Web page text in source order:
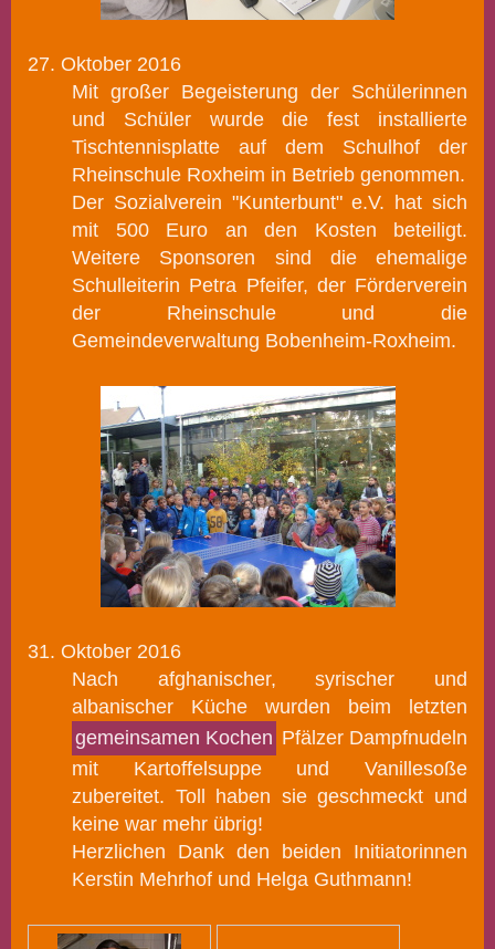
27. Oktober 2016
Mit großer Begeisterung der Schülerinnen
und Schüler wurde die fest installierte
Tischtennisplatte auf dem Schulhof der
Rheinschule Roxheim in Betrieb genommen.
Der Sozialverein "Kunterbunt" e.V. hat sich
mit 500 Euro an den Kosten beteiligt.
Weitere Sponsoren sind die ehemalige
Schulleiterin Petra Pfeifer, der Förderverein
der Rheinschule und die
Gemeindeverwaltung Bobenheim-Roxheim.
31. Oktober 2016
Nach afghanischer, syrischer und
albanischer Küche wurden beim letzten
gemeinsamen Kochen Pfälzer Dampfnudeln
mit Kartoffelsuppe und Vanillesoße
zubereitet. Toll haben sie geschmeckt und
keine war mehr übrig!
Herzlichen Dank den beiden Initiatorinnen
Kerstin Mehrhof und Helga Guthmann!